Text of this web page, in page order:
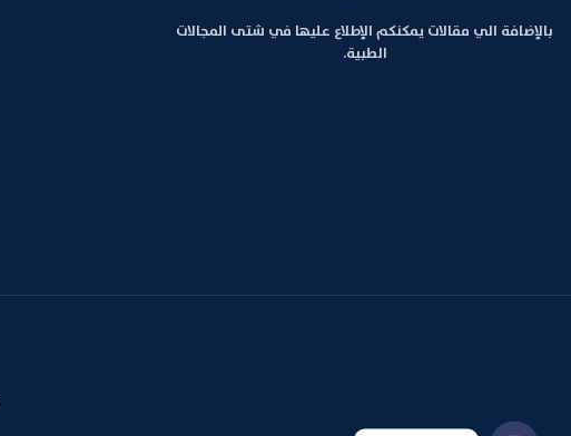
بالإضافة الي مقالات يمكنكم الإطلاع عليها في شتى المجالات
الطبية.